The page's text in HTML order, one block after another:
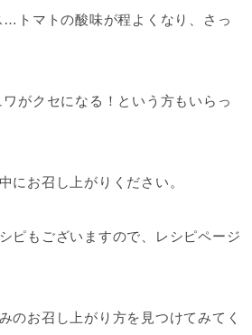
トマトの酸味が程よくなり、さっ
がクセになる！という方もいらっ
にお召し上がりください。
ピもございますので、レシピページ
のお召し上がり方を見つけてみてく